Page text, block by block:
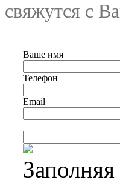
свяжутся с
Ваше имя
Телефон
Email